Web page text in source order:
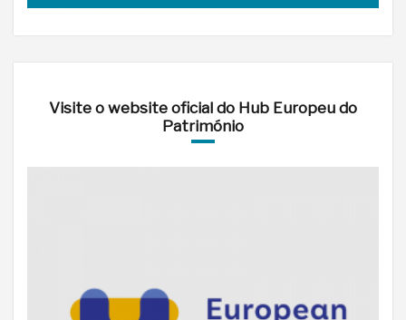
Visite o website oficial do Hub Europeu do
Património